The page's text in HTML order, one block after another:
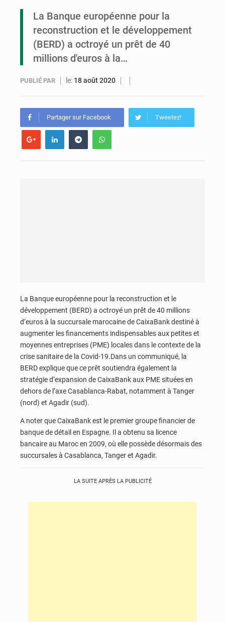
La Banque européenne pour la
reconstruction et le développement
(BERD) a octroyé un prêt de 40
millions d'euros à la…
PUBLIÉ PAR le: 18 août 2020
Partager sur Facebook Tweetez!
La Banque européenne pour la reconstruction et le
développement (BERD) a octroyé un prêt de 40 millions
d’euros à la succursale marocaine de CaixaBank destiné à
augmenter les financements indispensables aux petites et
moyennes entreprises (PME) locales dans le contexte de la
crise sanitaire de la Covid-19.Dans un communiqué, la
BERD explique que ce prêt soutiendra également la
stratégie d’expansion de CaixaBank aux PME situées en
dehors de l’axe Casablanca-Rabat, notamment à Tanger
(nord) et Agadir (sud).
A noter que CaixaBank est le premier groupe financier de
banque de détail en Espagne. Il a obtenu sa licence
bancaire au Maroc en 2009, où elle possède désormais des
succursales à Casablanca, Tanger et Agadir.
LA SUITE APRÈS LA PUBLICITÉ